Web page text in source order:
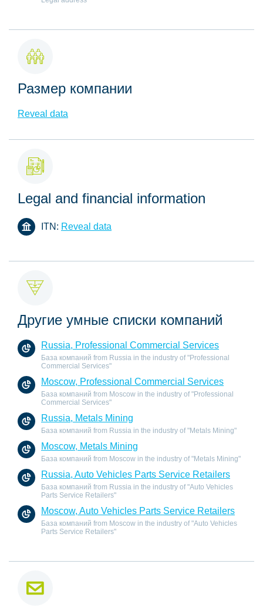
Размер компании
Reveal data
Legal and financial information
ITN: Reveal data
Другие умные списки компаний
Russia, Professional Commercial Services
База компаний from Russia in the industry of "Professional
Commercial Services"
Moscow, Professional Commercial Services
База компаний from Moscow in the industry of "Professional
Commercial Services"
Russia, Metals Mining
База компаний from Russia in the industry of "Metals Mining"
Moscow, Metals Mining
База компаний from Moscow in the industry of "Metals Mining"
Russia, Auto Vehicles Parts Service Retailers
База компаний from Russia in the industry of "Auto Vehicles
Parts Service Retailers"
Moscow, Auto Vehicles Parts Service Retailers
База компаний from Moscow in the industry of "Auto Vehicles
Parts Service Retailers"